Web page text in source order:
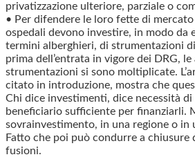
privatizzazione ulteriore, parziale o
• Per difendere le loro fette di
ospedali devono investire, in modo da
termini alberghieri, di strumentazioni
prima dell’entrata in vigore dei DRG,
strumentazioni si sono moltiplicate.
citato in introduzione, mostra che
Chi dice investimenti, dice necessità di
beneficiario sufficiente per finanziarli.
sovrainvestimento, in una regione o in
Fatto che poi può condurre a
fusioni.